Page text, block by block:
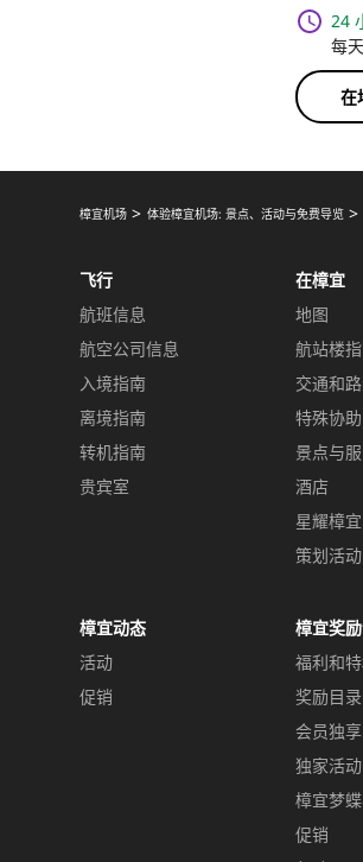
24
每天
在
樟宜机场 体验樟宜机场: 景点、活动与免费导览
飞行
航班信息
航空公司信息
入境指南
离境指南
转机指南
贵宾室
在樟宜
地图
航站楼
交通和
特殊协助
景点与
酒店
星耀樟宜
策划活动
樟宜动态
活动
促销
樟宜奖
福利和
奖励目录
会员独享
独家活动
樟宜梦
促销